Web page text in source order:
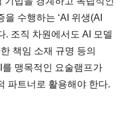
수행하는 ‘AI 위생(AI
. 조직 차원에서도 AI 모델
책임 소재 규명 등의
맹목적인 요술램프가
파트너로 활용해야 한다.